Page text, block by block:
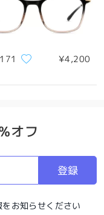
¥4,200
オフ
登録
お知らせください